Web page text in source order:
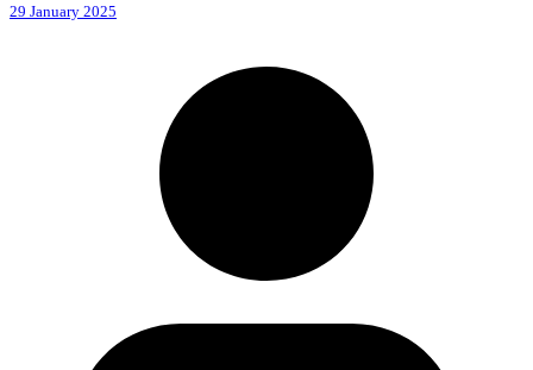
29 January 2025